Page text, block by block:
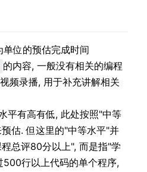
位的预估完成时间
的内容, 一般没有相关的编程
频录播, 用于补充讲解相关
平有高有低, 此处按照"中等
估. 但这里的"中等水平"并
总评80分以上", 而是指"学
500行以上代码的单个程序,